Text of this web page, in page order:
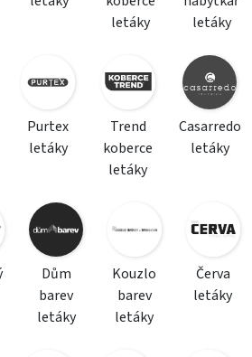
letáky
letáky
Purtex
letáky
Trend
koberce
letáky
Casarredo
letáky
Dům
barev
letáky
Kouzlo
barev
letáky
Červa
letáky